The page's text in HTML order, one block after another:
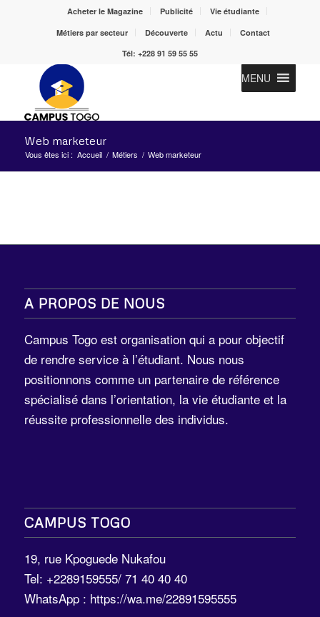
Acheter le Magazine Publicité
Vie étudiante
Métiers par secteur
Découverte Actu
Contact
Tél: +228 91 59 55 55
MENU
Web marketeur
Vous êtes ici : Accueil / Métiers / Web marketeur
A PROPOS DE NOUS
Campus Togo est organisation qui a pour objectif
de rendre service à l’étudiant. Nous nous
positionnons comme un partenaire de référence
spécialisé dans l’orientation, la vie étudiante et la
réussite professionnelle des individus.
CAMPUS TOGO
19, rue Kpoguede Nukafou
Tel: +2289159555/ 71 40 40 40
WhatsApp : https://wa.me/22891595555